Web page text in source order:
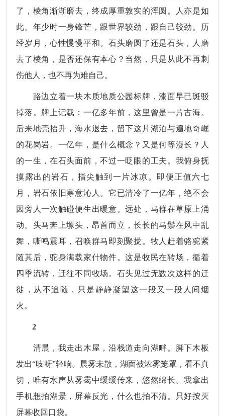
了，棱角渐渐磨去，终成厚重敦实的浑圆。人亦是如
此。年少时一身锋芒，跟世界较劲，跟自己较劲。历
经岁月，心性慢慢平和。石头磨圆了还是石头，人磨
去了棱角，是否还保有本心？当然，只是从此不再刺
伤他人，也不再为难自己。
路边立着一块木质地质公园标牌，漆面早已斑驳
掉落。牌上记载：一亿多年前，这里曾是一片古海。
后来地壳抬升，海水退去，留下这片湖泊与遍地奇崛
的花岗岩。一亿年，是什么概念？又是何等漫长？人
的一生，在石头面前，不过一眨眼的工夫。我俯身抚
摸露出的岩石，指尖触到一片冰凉。即便正值六七
月，岩石依旧寒意沁人。它已清冷了一亿年，绝不会
因旁人一次触碰便生出暖意。远处，马群在草原上涌
动。头马奔上塬头，昂首而立，长长的马鬃在风中乱
舞，嘶鸣震耳，召唤群马即刻聚拢。牧人赶着骆驼紧
随其后，驼身满载家什物件。这是牧民在转场，循着
四季流转，迁往不同牧场。石头见过无数次这样的迁
徙，从不追随，只是静静凝望这一段又一段人间烟
火。
2
清晨，我走出木屋，沿栈道走向湖畔。脚下木板
发出“吱呀”轻响。晨雾未散，湖面被浓雾笼罩，看不真
切，唯有水声从雾霭中缓缓传来，悠然绵长。我拿出
手机想拍湖景，屏幕反光，什么也拍不清。只好按灭
屏幕收回口袋。